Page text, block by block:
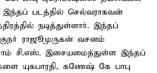
இந்தப் படத்தில் செல்வராகவன்
நடித்துள்ளார். இந்தப்
ராஜூமுருகன் வசனம்
சாம் சி.எஸ். இசையமைத்துள்ள இந்தப்
யுகபாரதி, கணேஷ் கே பாபு